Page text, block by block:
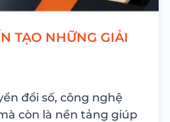
TẠO NHỮNG GIẢI
đổi số, công nghệ
còn là nền tảng giúp